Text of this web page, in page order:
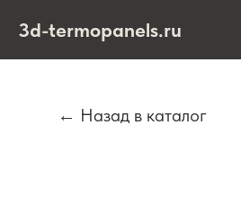
3d-termopanels.ru
← Назад в каталог